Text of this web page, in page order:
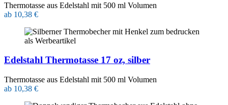
Thermotasse aus Edelstahl mit 500 ml Volumen
ab 10,38 €
Edelstahl Thermotasse 17 oz, silber
Thermotasse aus Edelstahl mit 500 ml Volumen
ab 10,38 €